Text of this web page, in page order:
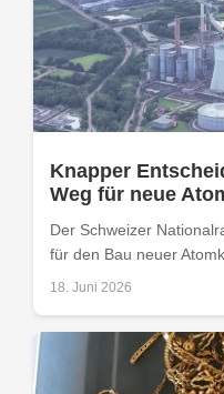
Knapper
Weg für neue
Der Schweizer
für den Bau neuer
18. Juni 2026